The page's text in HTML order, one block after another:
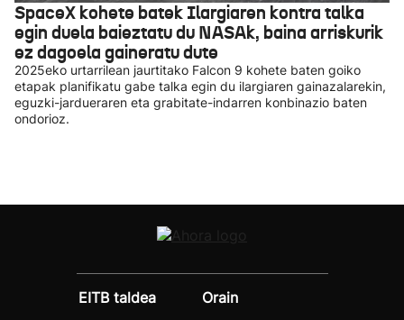
SpaceX kohete batek Ilargiaren kontra talka
egin duela baieztatu du NASAk, baina arriskurik
ez dagoela gaineratu dute
2025eko urtarrilean jaurtitako Falcon 9 kohete baten goiko
etapak planifikatu gabe talka egin du ilargiaren gainazalarekin,
eguzki-jardueraren eta grabitate-indarren konbinazio baten
ondorioz.
EITB taldea
Orain